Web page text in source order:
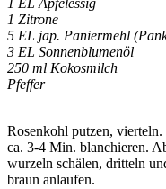
1 EL Apfelessig
1 Zitrone
5 EL jap. Paniermehl
3 EL Sonnenblumenöl
250 ml Kokosmilch
Pfeffer
Rosen­kohl putzen,
ca. 3-4 Min. blan­chieren.
wurzeln schälen, dritteln
braun anlaufen.